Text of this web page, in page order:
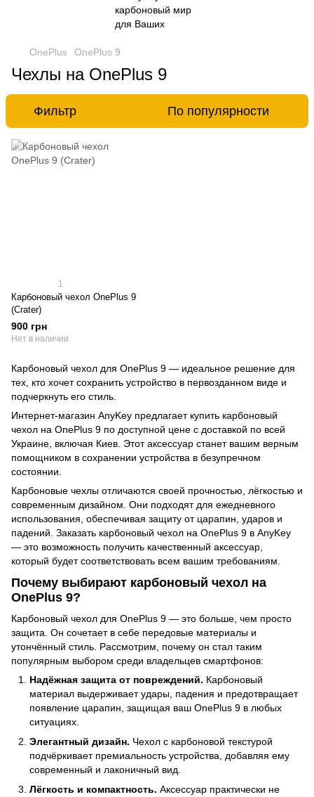
OnePlus OnePlus 9
Чехлы на OnePlus 9
Фильтр По популярности
1
Карбоновый чехол OnePlus 9
(Crater)
900 грн
Нет в наличии
Карбоновый чехол для OnePlus 9 — идеальное решение для
тех, кто хочет сохранить устройство в первозданном виде и
подчеркнуть его стиль.
Интернет-магазин AnyKey предлагает купить карбоновый
чехол на OnePlus 9 по доступной цене с доставкой по всей
Украине, включая Киев. Этот аксессуар станет вашим верным
помощником в сохранении устройства в безупречном
состоянии.
Карбоновые чехлы отличаются своей прочностью, лёгкостью и
современным дизайном. Они подходят для ежедневного
использования, обеспечивая защиту от царапин, ударов и
падений. Заказать карбоновый чехол на OnePlus 9 в AnyKey
— это возможность получить качественный аксессуар,
который будет соответствовать всем вашим требованиям.
Почему выбирают карбоновый чехол на
OnePlus 9?
Карбоновый чехол для OnePlus 9 — это больше, чем просто
защита. Он сочетает в себе передовые материалы и
утончённый стиль. Рассмотрим, почему он стал таким
популярным выбором среди владельцев смартфонов:
Надёжная защита от повреждений. Карбоновый
материал выдерживает удары, падения и предотвращает
появление царапин, защищая ваш OnePlus 9 в любых
ситуациях.
Элегантный дизайн. Чехол с карбоновой текстурой
подчёркивает премиальность устройства, добавляя ему
современный и лаконичный вид.
Лёгкость и компактность. Аксессуар практически не